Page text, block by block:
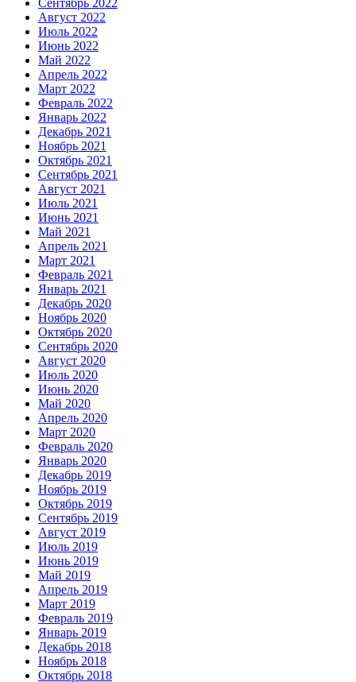
Август 2022
Июль 2022
Июнь 2022
Май 2022
Апрель 2022
Март 2022
Февраль 2022
Январь 2022
Декабрь 2021
Ноябрь 2021
Октябрь 2021
Сентябрь 2021
Август 2021
Июль 2021
Июнь 2021
Май 2021
Апрель 2021
Март 2021
Февраль 2021
Январь 2021
Декабрь 2020
Ноябрь 2020
Октябрь 2020
Сентябрь 2020
Август 2020
Июль 2020
Июнь 2020
Май 2020
Апрель 2020
Март 2020
Февраль 2020
Январь 2020
Декабрь 2019
Ноябрь 2019
Октябрь 2019
Сентябрь 2019
Август 2019
Июль 2019
Июнь 2019
Май 2019
Апрель 2019
Март 2019
Февраль 2019
Январь 2019
Декабрь 2018
Ноябрь 2018
Октябрь 2018